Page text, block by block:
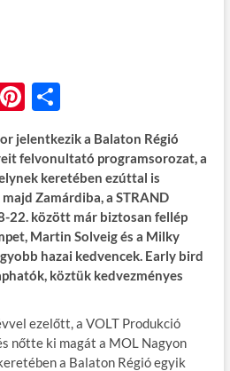
Pi
er
es
t
O
za
m
e
g
jelentkezik a Balaton Régió
felvonultató programsorozat, a
keretében ezúttal is
Zamárdiba, a STRAND
22. között már biztosan fellép
Martin Solveig és a Milky
hazai kedvencek. Early bird
köztük kedvezményes
ezelőtt, a VOLT Produkció
nőtte ki magát a MOL Nagyon
a Balaton Régió egyik